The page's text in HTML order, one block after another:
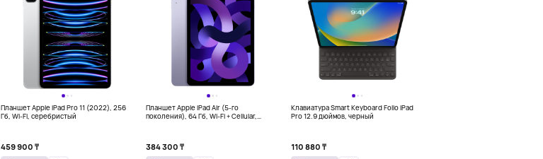
Планшет Apple iPad Pro 11 (2022), 256
Гб, Wi-Fi, серебристый
459 900 ₸
Планшет Apple iPad Air (5-го
поколения), 64 Гб, Wi-Fi + Cellular,
384 300 ₸
Клавиатура Smart Keyboard Folio iPad
Pro 12.9 дюймов, черный
110 880 ₸